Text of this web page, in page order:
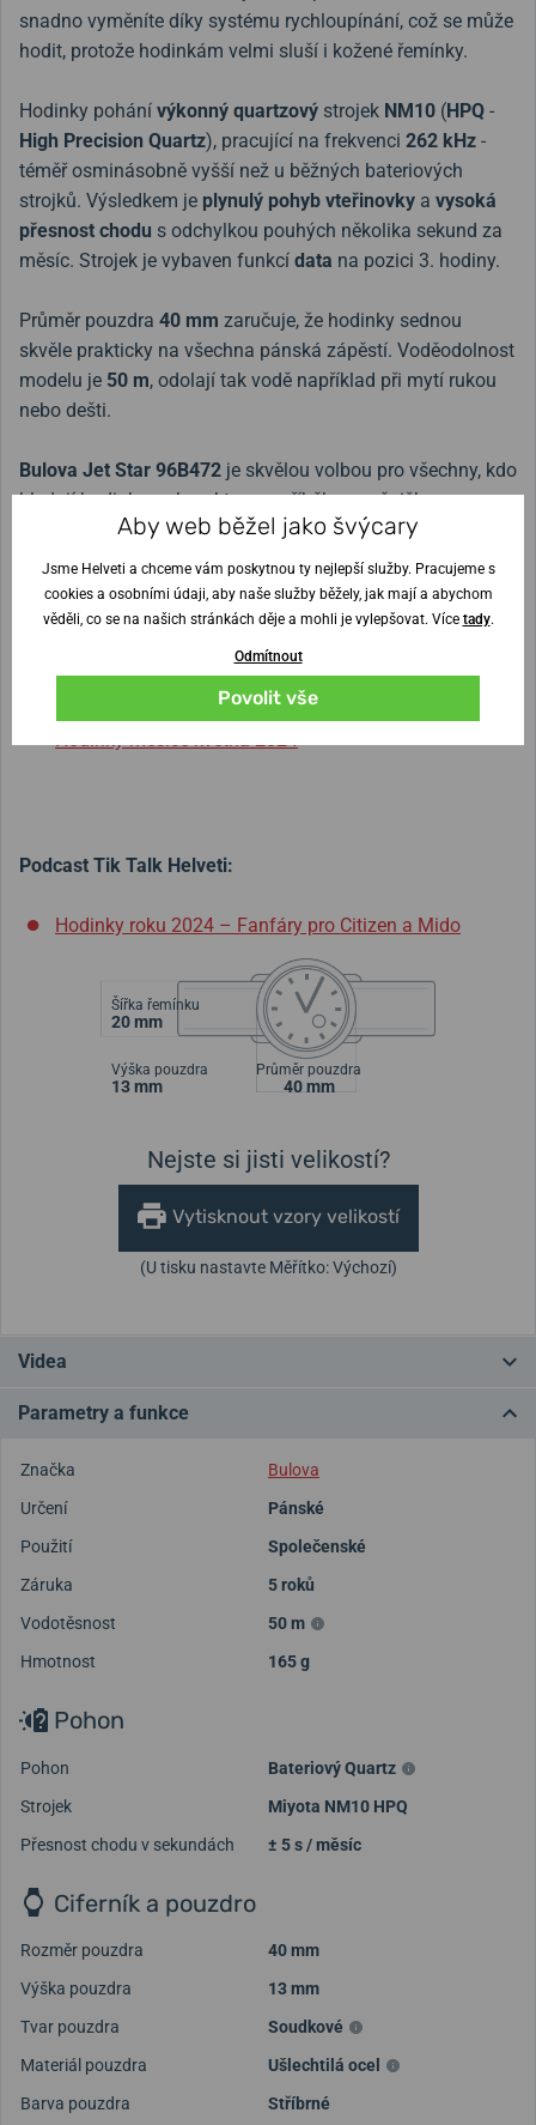
snadno vyměníte díky systému rychloupínání, což se může
hodit, protože hodinkám velmi sluší i kožené řemínky.
Hodinky pohání výkonný quartzový strojek NM10 (HPQ -
High Precision Quartz), pracující na frekvenci 262 kHz -
téměř osminásobně vyšší než u běžných bateriových
strojků. Výsledkem je plynulý pohyb vteřinovky a vysoká
přesnost chodu s odchylkou pouhých několika sekund za
měsíc. Strojek je vybaven funkcí data na pozici 3. hodiny.
Průměr pouzdra 40 mm zaručuje, že hodinky sednou
skvěle prakticky na všechna pánská zápěstí. Voděodolnost
modelu je 50 m, odolají tak vodě například při mytí rukou
nebo dešti.
Bulova Jet Star 96B472 je skvělou volbou pro všechny, kdo
hledají hodinky s charakterem, příběhem a špičkovou
Recenze a testy:
Testovali jsme hodinky Bulova Jet Star
Podcast Tik Talk Helveti:
Hodinky roku 2024 – Fanfáry pro Citizen a Mido
Šířka řemínku
20 mm
Výška pouzdra
13 mm
Průměr pouzdra
40 mm
Nejste si jisti velikostí?
Vytisknout vzory velikostí
(U tisku nastavte Měřítko: Výchozí)
Videa
Parametry a funkce
Značka
Bulova
Určení
Pánské
Použití
Společenské
Záruka
5 roků
Vodotěsnost
50 m
Hmotnost
165 g
Pohon
Pohon
Bateriový Quartz
Strojek
Miyota NM10 HPQ
Přesnost chodu v sekundách
± 5 s / měsíc
Ciferník a pouzdro
Rozměr pouzdra
40 mm
Výška pouzdra
13 mm
Tvar pouzdra
Soudkové
Materiál pouzdra
Ušlechtilá ocel
Barva pouzdra
Stříbrné
Aby web běžel jako švýcary
Jsme Helveti a chceme vám poskytnou ty nejlepší služby. Pracujeme s
cookies a osobními údaji, aby naše služby běžely, jak mají a abychom
věděli, co se na našich stránkách děje a mohli je vylepšovat. Více tady.
Odmítnout
Povolit vše